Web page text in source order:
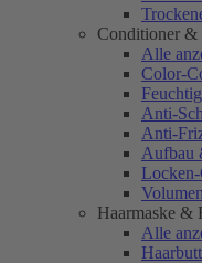
Conditioner &
Alle
Color-
Anti-
Anti-
Aufbau
Haarmaske &
Alle